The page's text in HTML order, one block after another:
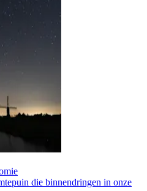
die binnendringen in onze